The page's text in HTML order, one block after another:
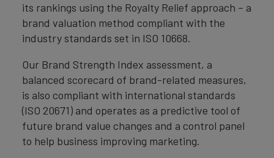
its rankings using the Royalty Relief approach – a
brand valuation method compliant with the
industry standards set in ISO 10668.
Our Brand Strength Index assessment, a
balanced scorecard of brand-related measures,
is also compliant with international standards
(ISO 20671) and operates as a predictive tool of
future brand value changes and a control panel
to help business improving marketing.